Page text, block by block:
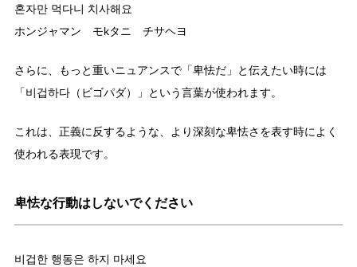
혼자만 먹다니 치사해요
ホンジャマン モkタニ チサヘヨ
さらに、もっと重いニュアンスで「卑怯だ」と伝えたい時には
「비겁하다（ビゴパダ）」という言葉が使われます。
これは、正義に反するような、より深刻な卑怯さを表す時によく
使われる表現です。
卑怯な行動はしないでください
비겁한 행동은 하지 마세요